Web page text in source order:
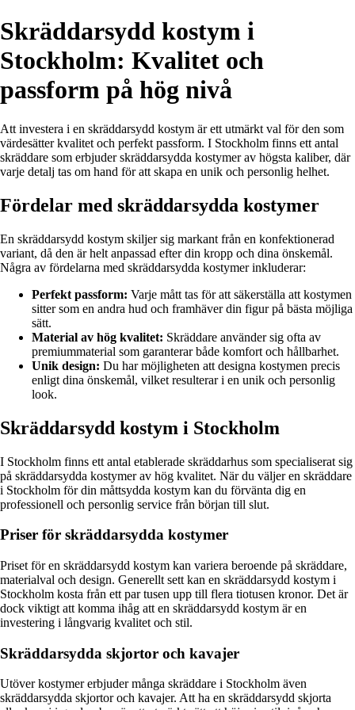
Skräddarsydd kostym i
Stockholm: Kvalitet och
passform på hög nivå
Att investera i en skräddarsydd kostym är ett utmärkt val för den som
värdesätter kvalitet och perfekt passform. I Stockholm finns ett antal
skräddare som erbjuder skräddarsydda kostymer av högsta kaliber, där
varje detalj tas om hand för att skapa en unik och personlig helhet.
Fördelar med skräddarsydda kostymer
En skräddarsydd kostym skiljer sig markant från en konfektionerad
variant, då den är helt anpassad efter din kropp och dina önskemål.
Några av fördelarna med skräddarsydda kostymer inkluderar:
Perfekt passform: Varje mått tas för att säkerställa att kostymen
sitter som en andra hud och framhäver din figur på bästa möjliga
sätt.
Material av hög kvalitet: Skräddare använder sig ofta av
premiummaterial som garanterar både komfort och hållbarhet.
Unik design: Du har möjligheten att designa kostymen precis
enligt dina önskemål, vilket resulterar i en unik och personlig
look.
Skräddarsydd kostym i Stockholm
I Stockholm finns ett antal etablerade skräddarhus som specialiserat sig
på skräddarsydda kostymer av hög kvalitet. När du väljer en skräddare
i Stockholm för din måttsydda kostym kan du förvänta dig en
professionell och personlig service från början till slut.
Priser för skräddarsydda kostymer
Priset för en skräddarsydd kostym kan variera beroende på skräddare,
materialval och design. Generellt sett kan en skräddarsydd kostym i
Stockholm kosta från ett par tusen upp till flera tiotusen kronor. Det är
dock viktigt att komma ihåg att en skräddarsydd kostym är en
investering i långvarig kvalitet och stil.
Skräddarsydda skjortor och kavajer
Utöver kostymer erbjuder många skräddare i Stockholm även
skräddarsydda skjortor och kavajer. Att ha en skräddarsydd skjorta